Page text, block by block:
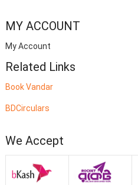
MY ACCOUNT
My Account
Related Links
Book Vandar
BDCirculars
We Accept